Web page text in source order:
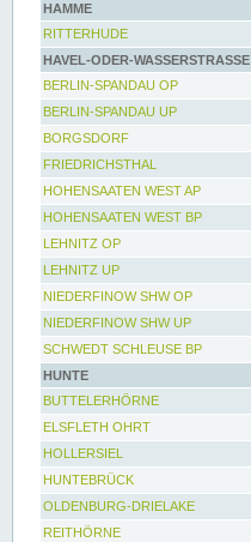
HAMME
RITTERHUDE
HAVEL-ODER-WASSERSTRASSE
BERLIN-SPANDAU OP
BERLIN-SPANDAU UP
BORGSDORF
FRIEDRICHSTHAL
HOHENSAATEN WEST AP
HOHENSAATEN WEST BP
LEHNITZ OP
LEHNITZ UP
NIEDERFINOW SHW OP
NIEDERFINOW SHW UP
SCHWEDT SCHLEUSE BP
HUNTE
BUTTELERHÖRNE
ELSFLETH OHRT
HOLLERSIEL
HUNTEBRÜCK
OLDENBURG-DRIELAKE
REITHÖRNE